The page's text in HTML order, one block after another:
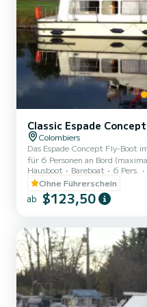
Classic Espade
Colombiers
Das Espade Concept Fly-Boot
für 6 Personen an Bord
flachem Boden ist dank seiner
hell. Es besteht aus 2 Kabinen:
Doppelbett und einem
einem Doppelbett. Die
werden kann, sowie eine
Sanitäranlag...
Hausboot Bareboat 6 Pers.
Ohne Führerschein
ab $123,50